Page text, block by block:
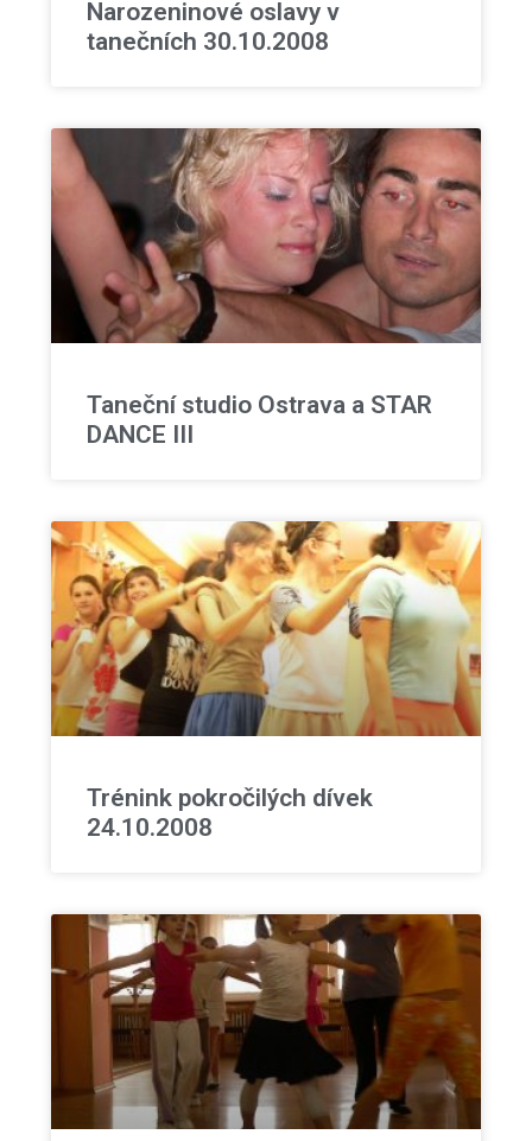
Narozeninové oslavy v
tanečních 30.10.2008
Taneční studio Ostrava a STAR
DANCE III
Trénink pokročilých dívek
24.10.2008